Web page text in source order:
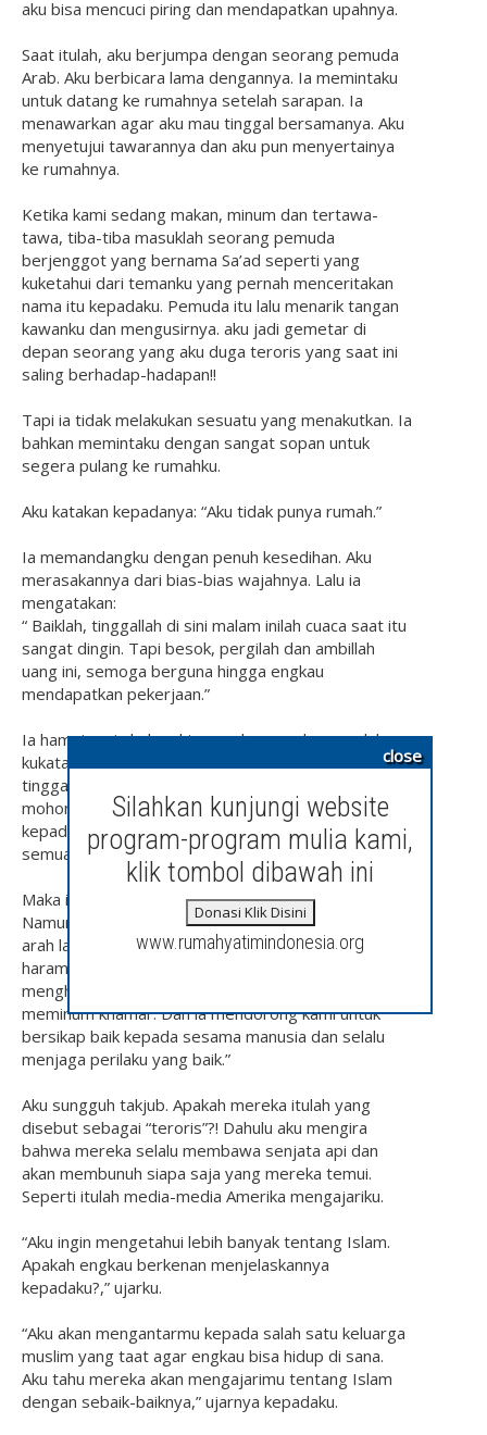
close
Silahkan kunjungi website
program-program mulia kami,
klik tombol dibawah ini
Donasi Klik Disini
www.rumahyatimindonesia.org
aku bisa mencuci piring dan mendapatkan upahnya.
Saat itulah, aku berjumpa dengan seorang pemuda
Arab. Aku berbicara lama dengannya. Ia memintaku
untuk datang ke rumahnya setelah sarapan. Ia
menawarkan agar aku mau tinggal bersamanya. Aku
menyetujui tawarannya dan aku pun menyertainya
ke rumahnya.
Ketika kami sedang makan, minum dan tertawa-
tawa, tiba-tiba masuklah seorang pemuda
berjenggot yang bernama Sa’ad seperti yang
kuketahui dari temanku yang pernah menceritakan
nama itu kepadaku. Pemuda itu lalu menarik tangan
kawanku dan mengusirnya. aku jadi gemetar di
depan seorang yang aku duga teroris yang saat ini
saling berhadap-hadapan!!
Tapi ia tidak melakukan sesuatu yang menakutkan. Ia
bahkan memintaku dengan sangat sopan untuk
segera pulang ke rumahku.
Aku katakan kepadanya: “Aku tidak punya rumah.”
Ia memandangku dengan penuh kesedihan. Aku
merasakannya dari bias-bias wajahnya. Lalu ia
mengatakan:
“ Baiklah, tinggallah di sini malam inilah cuaca saat itu
sangat dingin. Tapi besok, pergilah dan ambillah
uang ini, semoga berguna hingga engkau
mendapatkan pekerjaan.”
Ia hampir saja keluar hingga aku menahannya, lalu
kukatakan padanya: “Terima kasih, Engkaulah yang
tinggal di sini, biar aku saja yang keluar. Tapi aku
mohon satu hal. Aku ingin engkau menjelaskan
kepadaku mengapa engkau melakukan kebaikan ini
semua terhadap temanmu itu dan juga terhadapku.”
Maka ia pun duduk dan mulai menjelaskan padaku.
Namun kedua matanya menunduk memandang ke
arah lantai. “Itu karena Islam mengharamkan yang
haram dan menghalalkan yang halal. Islam
mengharamkan berduaan dengan wanita dan
meminum khamar. Dan ia mendorong kami untuk
bersikap baik kepada sesama manusia dan selalu
menjaga perilaku yang baik.”
Aku sungguh takjub. Apakah mereka itulah yang
disebut sebagai “teroris”?! Dahulu aku mengira
bahwa mereka selalu membawa senjata api dan
akan membunuh siapa saja yang mereka temui.
Seperti itulah media-media Amerika mengajariku.
“Aku ingin mengetahui lebih banyak tentang Islam.
Apakah engkau berkenan menjelaskannya
kepadaku?,” ujarku.
“Aku akan mengantarmu kepada salah satu keluarga
muslim yang taat agar engkau bisa hidup di sana.
Aku tahu mereka akan mengajarimu tentang Islam
dengan sebaik-baiknya,” ujarnya kepadaku.